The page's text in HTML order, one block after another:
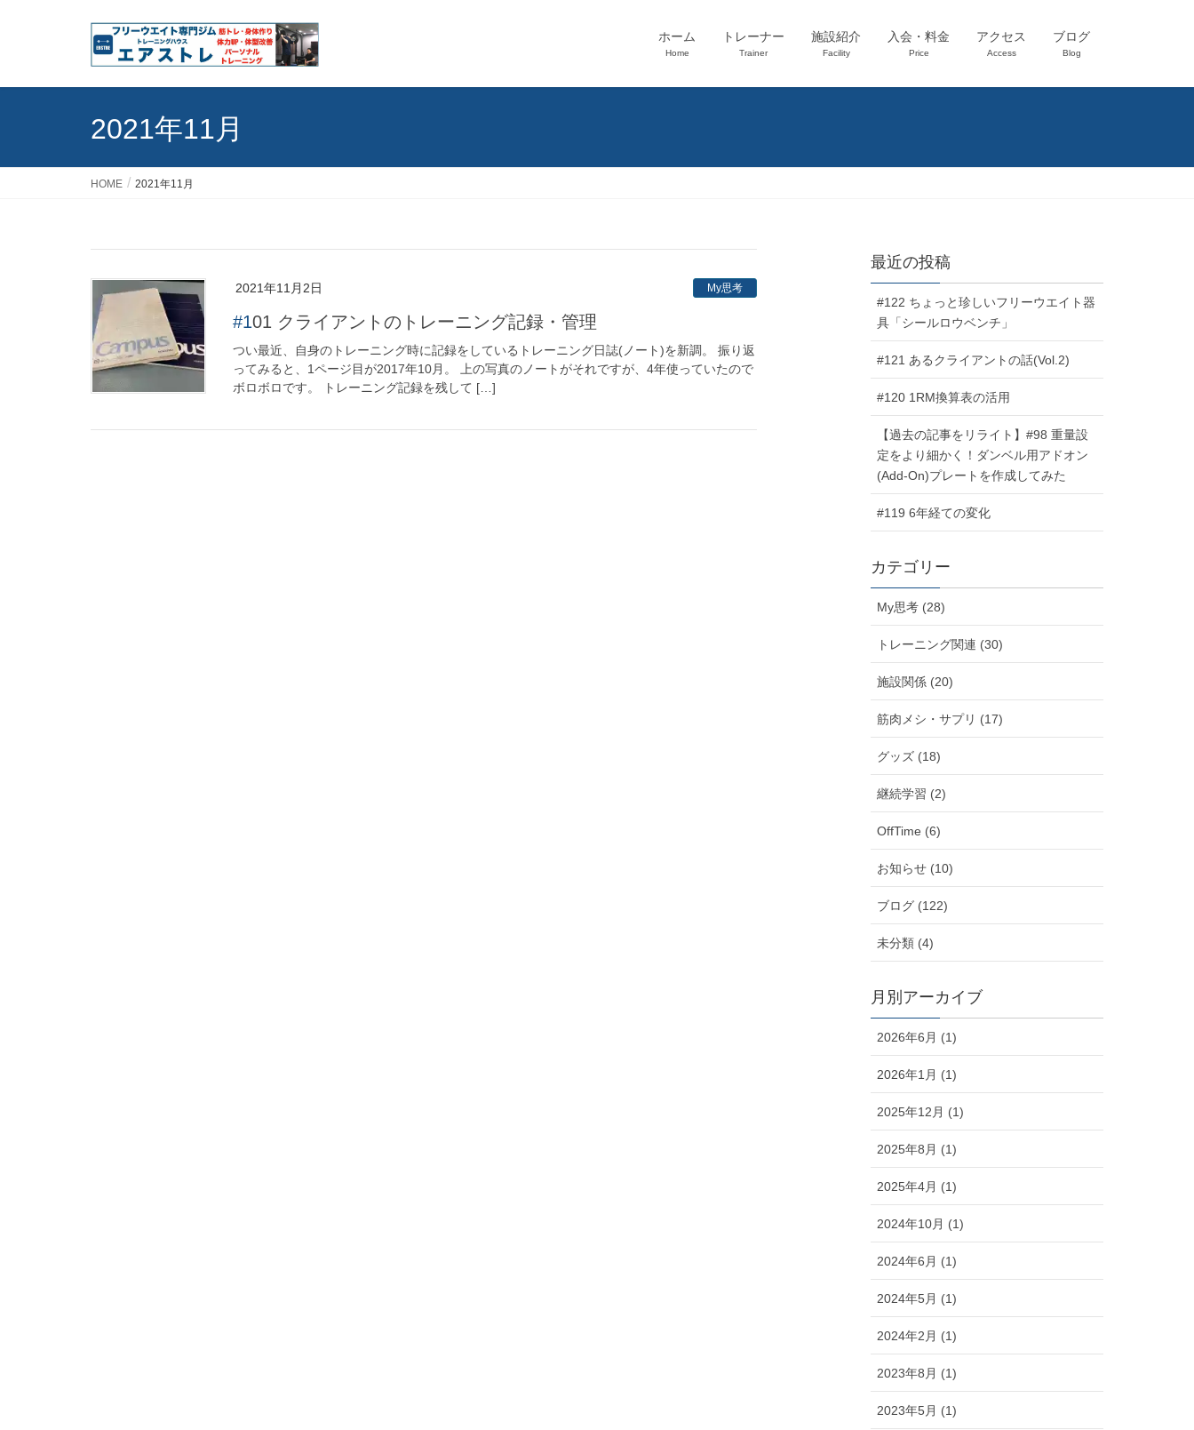
ホーム
Home
トレーナー
Trainer
施設紹介
Facility
入会・料金
Price
アクセス
Access
ブログ
Blog
2021年11月
HOME 2021年11月
2021年11月2日 My思考
#101 クライアントのトレーニング記録・管理
つい最近、自身のトレーニング時に記録をしているトレーニング日誌(ノート)を新調。 振り返
ってみると、1ページ目が2017年10月。 上の写真のノートがそれですが、4年使っていたので
ボロボロです。 トレーニング記録を残して […]
最近の投稿
#122 ちょっと珍しいフリーウエイト器
具「シールロウベンチ」
#121 あるクライアントの話(Vol.2)
#120 1RM換算表の活用
【過去の記事をリライト】#98 重量設
定をより細かく！ダンベル用アドオン
(Add-On)プレートを作成してみた
#119 6年経ての変化
カテゴリー
My思考 (28)
トレーニング関連 (30)
施設関係 (20)
筋肉メシ・サプリ (17)
グッズ (18)
継続学習 (2)
OffTime (6)
お知らせ (10)
ブログ (122)
未分類 (4)
月別アーカイブ
2026年6月 (1)
2026年1月 (1)
2025年12月 (1)
2025年8月 (1)
2025年4月 (1)
2024年10月 (1)
2024年6月 (1)
2024年5月 (1)
2024年2月 (1)
2023年8月 (1)
2023年5月 (1)